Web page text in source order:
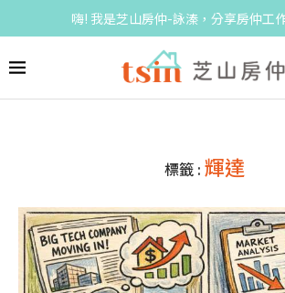
嗨! 我是芝山房仲-詠溱，分享房仲工
標籤 : 輝達